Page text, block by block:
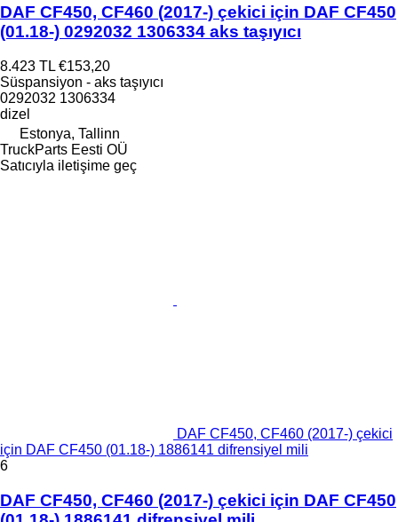
DAF CF450, CF460 (2017-) çekici için DAF CF450
(01.18-) 0292032 1306334 aks taşıyıcı
8.423 TL €153,20
Süspansiyon - aks taşıyıcı
0292032 1306334
dizel
Estonya, Tallinn
TruckParts Eesti OÜ
Satıcıyla iletişime geç
DAF CF450, CF460 (2017-) çekici
için DAF CF450 (01.18-) 1886141 difrensiyel mili
6
DAF CF450, CF460 (2017-) çekici için DAF CF450